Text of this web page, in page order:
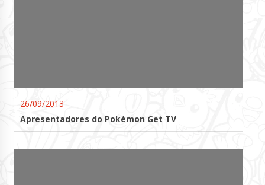
26/09/2013
Apresentadores do Pokémon Get TV